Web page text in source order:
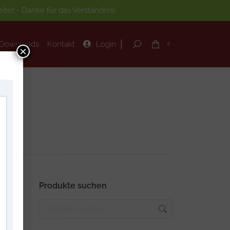
Downloads Kontakt Login Search: 0
Produkte suchen
- Danke für das Verständnis!
×